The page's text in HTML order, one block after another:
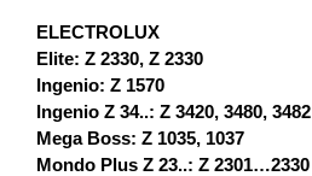
ELECTROLUX
Elite: Z 2330, Z 2330
Ingenio: Z 1570
Ingenio Z 34..: Z 3420, 3480, 3482
Mega Boss: Z 1035, 1037
Mondo Plus Z 23..: Z 2301…2330